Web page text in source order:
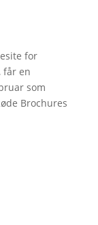
for
får en
som
Brochures